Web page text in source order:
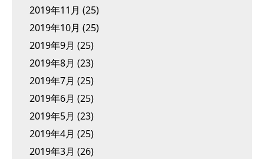
2019年11月 (25)
2019年10月 (25)
2019年9月 (25)
2019年8月 (23)
2019年7月 (25)
2019年6月 (25)
2019年5月 (23)
2019年4月 (25)
2019年3月 (26)